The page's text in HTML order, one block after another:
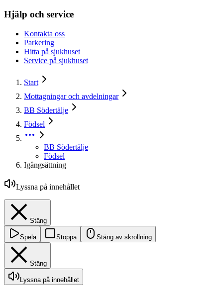
Hjälp och service
Kontakta oss
Parkering
Hitta på sjukhuset
Service på sjukhuset
Start
Mottagningar och avdelningar
BB Södertälje
Födsel
BB Södertälje
Födsel
Igångsättning
Lyssna på innehållet
Stäng
Spela Stoppa Stäng av skrollning
Stäng
Lyssna på innehållet